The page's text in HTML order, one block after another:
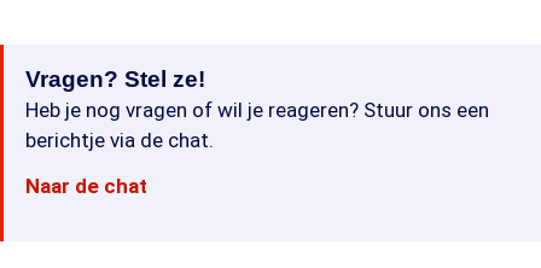
Vragen? Stel ze!
Heb je nog vragen of wil je reageren? Stuur ons een
berichtje via de chat.
Naar de chat